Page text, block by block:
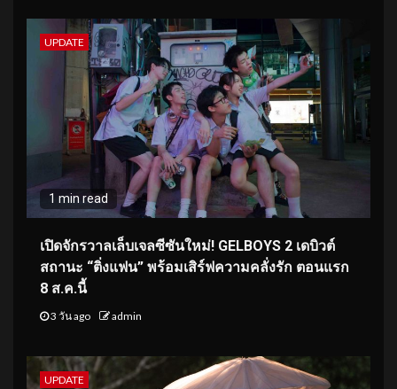
UPDATE
1 min read
เปิดจักรวาลเล็บเจลซีซันใหม่! GELBOYS 2 เดบิวต์
สถานะ “ติ่งแฟน” พร้อมเสิร์ฟความคลั่งรัก ตอนแรก
8 ส.ค.นี้
3 วัน ago admin
UPDATE